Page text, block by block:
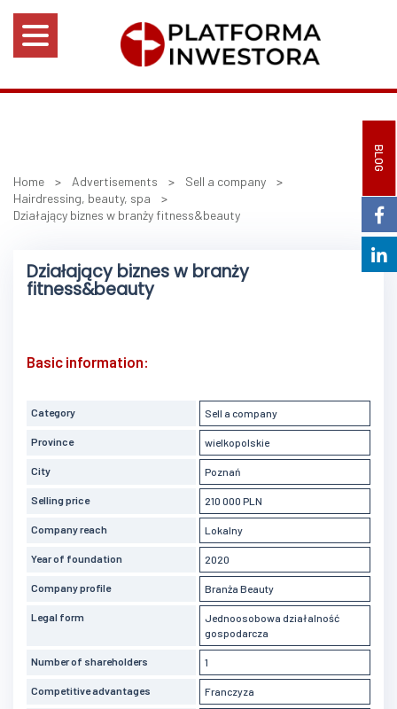
BLOG
Home > Advertisements > Sell a company >
Hairdressing, beauty, spa >
Działający biznes w branży fitness&beauty
Działający biznes w branży
fitness&beauty
Basic information:
Category Sell a company
Province wielkopolskie
City Poznań
Selling price 210 000 PLN
Company reach Lokalny
Year of foundation 2020
Company profile Branża Beauty
Legal form
Jednoosobowa działalność
gospodarcza
Number of shareholders 1
Competitive advantages Franczyza